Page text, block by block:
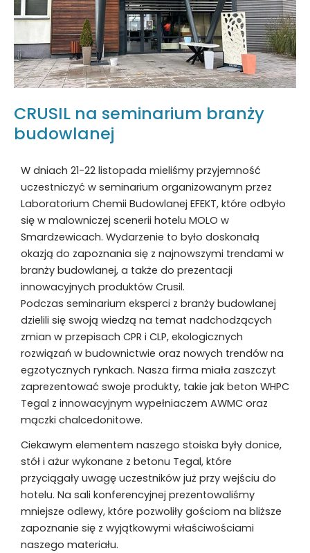
CRUSIL na seminarium branży
budowlanej
W dniach 21-22 listopada mieliśmy przyjemność
uczestniczyć w seminarium organizowanym przez
Laboratorium Chemii Budowlanej EFEKT, które odbyło
się w malowniczej scenerii hotelu MOLO w
Smardzewicach. Wydarzenie to było doskonałą
okazją do zapoznania się z najnowszymi trendami w
branży budowlanej, a także do prezentacji
innowacyjnych produktów Crusil.
Podczas seminarium eksperci z branży budowlanej
dzielili się swoją wiedzą na temat nadchodzących
zmian w przepisach CPR i CLP, ekologicznych
rozwiązań w budownictwie oraz nowych trendów na
egzotycznych rynkach. Nasza firma miała zaszczyt
zaprezentować swoje produkty, takie jak beton WHPC
Tegal z innowacyjnym wypełniaczem AWMC oraz
mączki chalcedonitowe.
Ciekawym elementem naszego stoiska były donice,
stół i ażur wykonane z betonu Tegal, które
przyciągały uwagę uczestników już przy wejściu do
hotelu. Na sali konferencyjnej prezentowaliśmy
mniejsze odlewy, które pozwoliły gościom na bliższe
zapoznanie się z wyjątkowymi właściwościami
naszego materiału.
budowlanej